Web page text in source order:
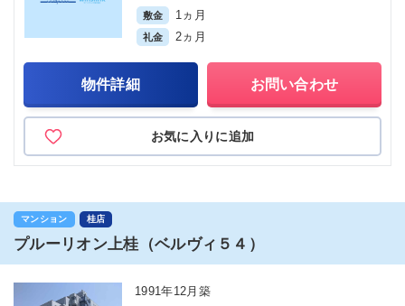
敷金 1ヵ月
礼金 2ヵ月
物件詳細 お問い合わせ
お気に入りに追加
マンション 桂店
プルーリオン上桂（ベルヴィ５４）
1991年12月築